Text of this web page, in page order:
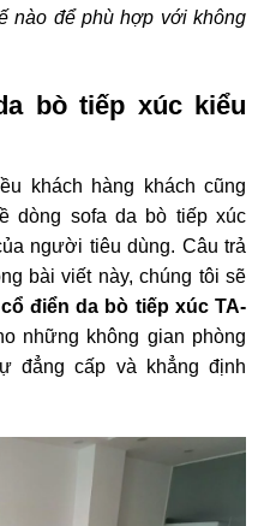
nào để phù hợp với không
bò tiếp xúc kiểu
khách hàng khách cũng
dòng sofa da bò tiếp xúc
người tiêu dùng. Câu trả
bài viết này, chúng tôi sẽ
điển da bò tiếp xúc TA-
những không gian phòng
đẳng cấp và khẳng định